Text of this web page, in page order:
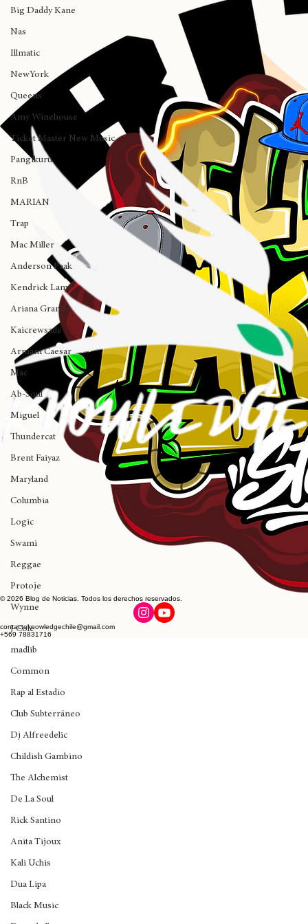
Madlib
Big Daddy Kane
Nas
Illmatic
NewYork
Queens
Amy Winehouse
Ticket Master New Music
Pangikurü
RnB
MARIAN
Trap
Mac Miller
Anderson Paak
Kendrick Lamar
Ariana Grande
Kaicrewsade
Armani Caesar
Mac
Ab-Soul
Miguel
Thundercat
Brent Faiyaz
Maryland
Columbia
Logic
Swami
Reggae
Protoje
Wynne
J Cole
madlib
Common
Rap al Estadio
Club Subterráneo
Dj Alfreedelic
Childish Gambino
The Alchemist
De La Soul
Rick Santino
Anita Tijoux
Kali Uchis
Dua Lipa
© 2026 Blog de Noticias. Todos los derechos reservados.
+569 78831716